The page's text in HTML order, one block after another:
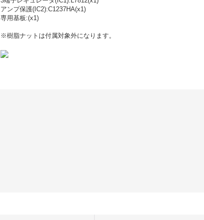
アンプ保護(IC2):C1237HA(x1)
専用基板:(x1)
※樹脂ナットは付属対象外になります。